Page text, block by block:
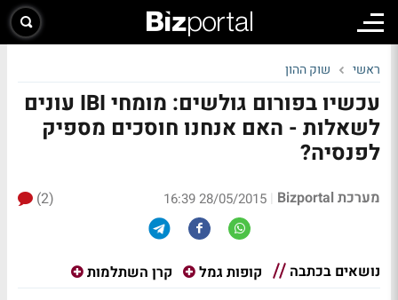
ראשי שוק ההון
עכשיו בפורום גולשים: מומחי IBI עונים
לשאלות - האם אנחנו חוסכים מספיק
לפנסיה?
מערכת Bizportal |
28/05/2015 16:39
(2)
נושאים בכתבה קופות גמל קרן השתלמות